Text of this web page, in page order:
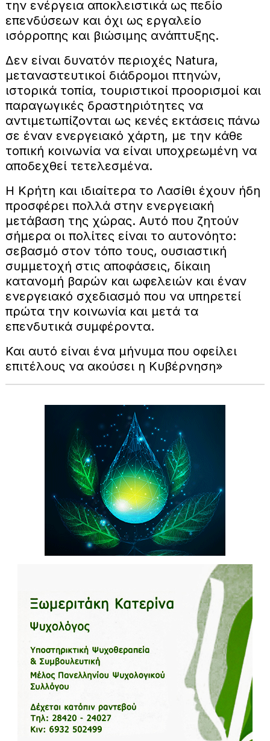
την ενέργεια αποκλειστικά ως πεδίο
επενδύσεων και όχι ως εργαλείο
ισόρροπης και βιώσιμης ανάπτυξης.
Δεν είναι δυνατόν περιοχές Natura,
μεταναστευτικοί διάδρομοι πτηνών,
ιστορικά τοπία, τουριστικοί προορισμοί και
παραγωγικές δραστηριότητες να
αντιμετωπίζονται ως κενές εκτάσεις πάνω
σε έναν ενεργειακό χάρτη, με την κάθε
τοπική κοινωνία να είναι υποχρεωμένη να
αποδεχθεί τετελεσμένα.
Η Κρήτη και ιδιαίτερα το Λασίθι έχουν ήδη
προσφέρει πολλά στην ενεργειακή
μετάβαση της χώρας. Αυτό που ζητούν
σήμερα οι πολίτες είναι το αυτονόητο:
σεβασμό στον τόπο τους, ουσιαστική
συμμετοχή στις αποφάσεις, δίκαιη
κατανομή βαρών και ωφελειών και έναν
ενεργειακό σχεδιασμό που να υπηρετεί
πρώτα την κοινωνία και μετά τα
επενδυτικά συμφέροντα.
Και αυτό είναι ένα μήνυμα που οφείλει
επιτέλους να ακούσει η Κυβέρνηση»